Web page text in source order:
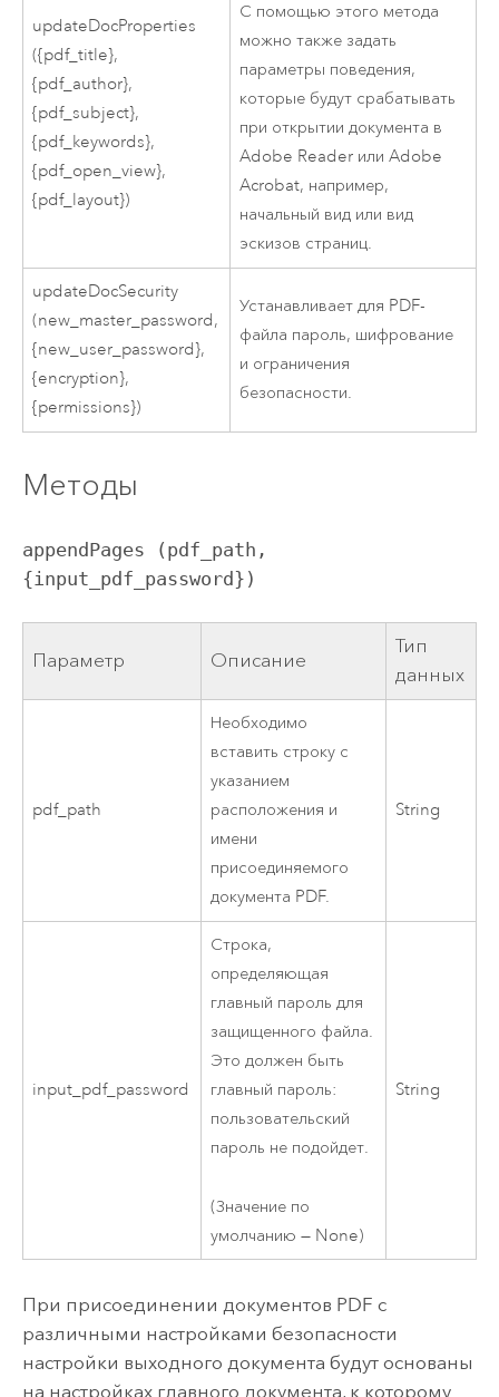
updateDocProperties
({pdf_title},
{pdf_author},
{pdf_subject},
{pdf_keywords},
{pdf_open_view},
{pdf_layout})
С помощью этого метода
можно также задать
параметры поведения,
которые будут срабатывать
при открытии документа в
Adobe Reader или Adobe
Acrobat, например,
начальный вид или вид
эскизов страниц.
updateDocSecurity
(new_master_password,
{new_user_password},
{encryption},
{permissions})
Устанавливает для PDF-
файла пароль, шифрование
и ограничения
безопасности.
Методы
appendPages (pdf_path,
{input_pdf_password})
Параметр Описание
Тип
данных
pdf_path
Необходимо
вставить строку с
указанием
расположения и
имени
присоединяемого
документа PDF.
String
input_pdf_password
Строка,
определяющая
главный пароль для
защищенного файла.
Это должен быть
главный пароль:
пользовательский
пароль не подойдет.
(Значение по
умолчанию — None)
String
При присоединении документов PDF с
различными настройками безопасности
настройки выходного документа будут основаны
на настройках главного документа, к которому